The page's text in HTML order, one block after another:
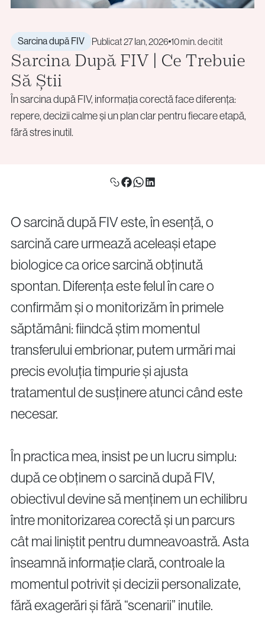
Politica de confidențialitate
info@vythoulkas.ro
Politica de confidențialitate Politica cookie
Politica de confidențialitate
Screening pentru Aneuploidii (PGT-A)
Tulburări Monogenice (PGT-M)
Biopsia Embrionară
Consiliere Genetică
Donare și Prezervarea Fertilității
Crioconservare (Ovocite / Spermă / Embrioni / Țesut
Conservarea Fertilității pentru Pacienții Oncologici
(Oncofertilitate)
Proceduri Chirurgicale de Fertilitate
Îndepărtarea Fibromului Uterin
Îndepărtarea Chisturilor Ovariene
Repermeabilizarea Trompelor Uterine
Sună-ne
Call Center:+40 219 676sau+40 729 940 799
Luni – Vineri: 09:00 – 17:00
Email:
Call Center:+40 219 676sau+40 729 940 799
Email:
info@vythoulkas.ro
Sarcina după FIV Publicat 27 Ian, 2026 10 min. de citit
Sarcina După FIV | Ce Trebuie
Să Știi
În sarcina după FIV, informația corectă face diferența:
repere, decizii calme și un plan clar pentru fiecare etapă,
fără stres inutil.
O sarcină după FIV este, în esență, o
sarcină care urmează aceleași etape
biologice ca orice sarcină obținută
spontan. Diferența este felul în care o
confirmăm și o monitorizăm în primele
săptămâni: fiindcă știm momentul
transferului embrionar, putem urmări mai
precis evoluția timpurie și ajusta
tratamentul de susținere atunci când este
necesar.
În practica mea, insist pe un lucru simplu:
după ce obținem o sarcină după FIV,
obiectivul devine să menținem un echilibru
între monitorizarea corectă și un parcurs
cât mai liniștit pentru dumneavoastră. Asta
înseamnă informație clară, controale la
momentul potrivit și decizii personalizate,
fără exagerări și fără “scenarii” inutile.